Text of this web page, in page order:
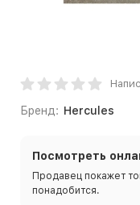
Бренд: Hercules
Посмотреть
Продавец покажет
понадобится.